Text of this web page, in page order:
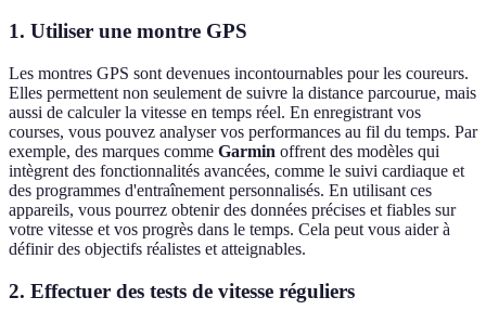
1. Utiliser une montre GPS
Les montres GPS sont devenues incontournables pour les coureurs.
Elles permettent non seulement de suivre la distance parcourue, mais
aussi de calculer la vitesse en temps réel. En enregistrant vos
courses, vous pouvez analyser vos performances au fil du temps. Par
exemple, des marques comme Garmin offrent des modèles qui
intègrent des fonctionnalités avancées, comme le suivi cardiaque et
des programmes d'entraînement personnalisés. En utilisant ces
appareils, vous pourrez obtenir des données précises et fiables sur
votre vitesse et vos progrès dans le temps. Cela peut vous aider à
définir des objectifs réalistes et atteignables.
2. Effectuer des tests de vitesse réguliers